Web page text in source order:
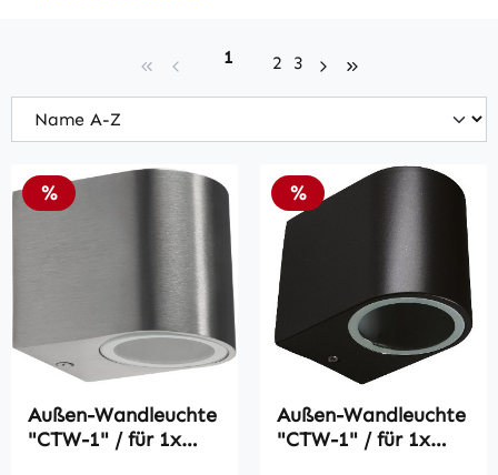
Seite
1 Seite
2 Seite
3
Rabatt
%
Außen-Wandleuchte
"CTW-1" / für 1x
Rabatt
%
Außen-Wandleuchte
"CTW-1" / für 1x